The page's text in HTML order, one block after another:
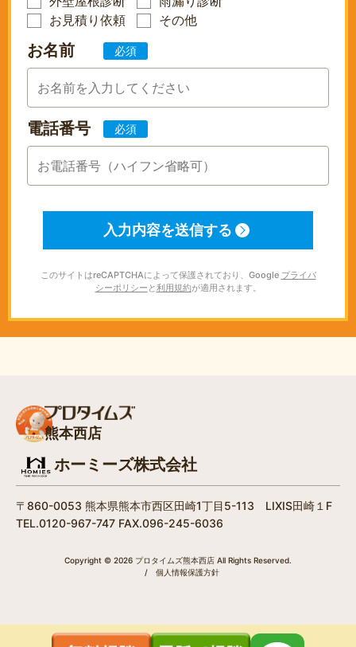
お見積り依頼
その他
お名前 必須
電話番号 必須
このサイトはreCAPTCHAによって保護されており、Google プライバ
シーポリシー と利用規約が適用されます。
熊本西店
ホーミーズ株式会社
〒860-0053 熊本県熊本市西区田崎1丁目5-113 LIXIS田崎１F
TEL.0120-967-747 FAX.096-245-6036
Copyright © 2026 プロタイムズ熊本西店 All Rights Reserved.
/
個人情報保護方針